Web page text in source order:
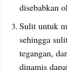
disebabkan
Sulit untuk
sehingga
tegangan,
dinamis